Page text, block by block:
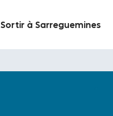
Sortir à Sarreguemines